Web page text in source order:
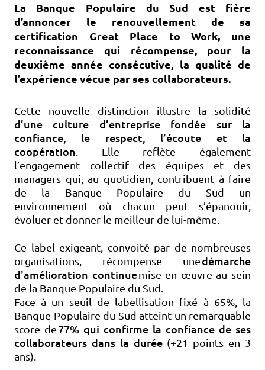
La Banque Populaire du Sud est fière
d’annoncer le renouvellement de sa
certification Great Place to Work, une
reconnaissance qui récompense, pour la
deuxième année consécutive, la qualité de
l’expérience vécue par ses collaborateurs.
Cette nouvelle distinction illustre la solidité
d’une culture d’entreprise fondée sur la
confiance, le respect, l’écoute et la
coopération . Elle reflète également
l’engagement collectif des équipes et des
managers qui, au quotidien, contribuent à faire
de la Banque Populaire du Sud un
environnement où chacun peut s’épanouir,
évoluer et donner le meilleur de lui-même.
Ce label exigeant, convoité par de nombreuses
organisations, récompense unedémarche
d'amélioration continuemise en œuvre au sein
de la Banque Populaire du Sud.
Face à un seuil de labellisation fixé à 65%, la
Banque Populaire du Sud atteint un remarquable
score de77% qui confirme la confiance de ses
collaborateurs dans la durée (+21 points en 3
ans).